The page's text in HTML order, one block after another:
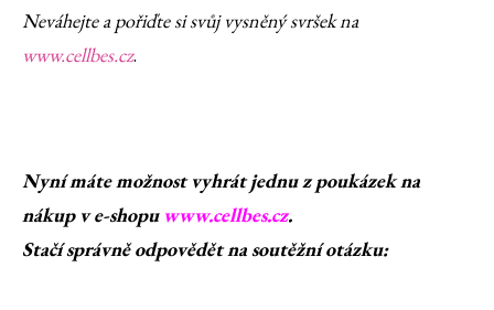
Neváhejte a pořiďte si svůj vysněný svršek na
www.cellbes.cz.
Nyní máte možnost vyhrát jednu z poukázek na
nákup v e-shopu www.cellbes.cz.
Stačí správně odpovědět na soutěžní otázku: